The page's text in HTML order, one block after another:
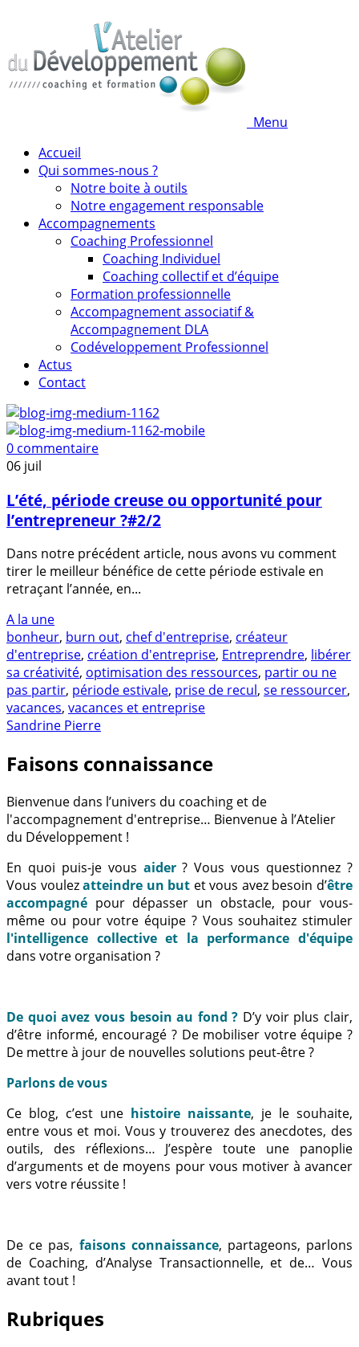
Menu
Accueil
Qui sommes-nous ?
Notre boite à outils
Notre engagement responsable
Accompagnements
Coaching Professionnel
Coaching Individuel
Coaching collectif et d’équipe
Formation professionnelle
Accompagnement associatif &
Accompagnement DLA
Codéveloppement Professionnel
Actus
Contact
0 commentaire
06 juil
L’été, période creuse ou opportunité pour
l’entrepreneur ?#2/2
Dans notre précédent article, nous avons vu comment
tirer le meilleur bénéfice de cette période estivale en
retraçant l’année, en...
A la une
bonheur, burn out, chef d'entreprise, créateur
d'entreprise, création d'entreprise, Entreprendre, libérer
sa créativité, optimisation des ressources, partir ou ne
pas partir, période estivale, prise de recul, se ressourcer,
vacances, vacances et entreprise
Sandrine Pierre
Faisons connaissance
Bienvenue dans l’univers du coaching et de
l'accompagnement d'entreprise… Bienvenue à l’Atelier
du Développement !
En quoi puis-je vous aider? Vous vous questionnez ?
Vous voulezatteindre un but et vous avez besoin d’être
accompagné pour dépasser un obstacle, pour vous-
même ou pour votre équipe ? Vous souhaitez stimuler
l'intelligence collective et la performance d'équipe
dans votre organisation ?
De quoi avez vous besoin au fond ? D’y voir plus clair,
d’être informé, encouragé ? De mobiliser votre équipe ?
De mettre à jour de nouvelles solutions peut-être ?
Parlons de vous
Ce blog, c’est une histoire naissante, je le souhaite,
entre vous et moi. Vous y trouverez des anecdotes, des
outils, des réflexions… J’espère toute une panoplie
d’arguments et de moyens pour vous motiver à avancer
vers votre réussite !
De ce pas, faisons connaissance, partageons, parlons
de Coaching, d’Analyse Transactionnelle, et de… Vous
avant tout !
Rubriques